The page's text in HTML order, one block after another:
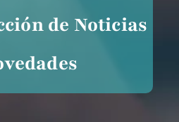
de Noticias